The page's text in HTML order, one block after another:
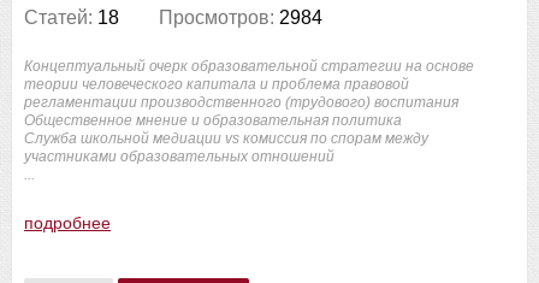
Статей: 18 Просмотров: 2984
Концептуальный очерк образовательной стратегии на основе
теории человеческого капитала и проблема правовой
регламентации производственного (трудового) воспитания
Общественное мнение и образовательная политика
Служба школьной медиации vs комиссия по спорам между
участниками образовательных отношений
подробнее